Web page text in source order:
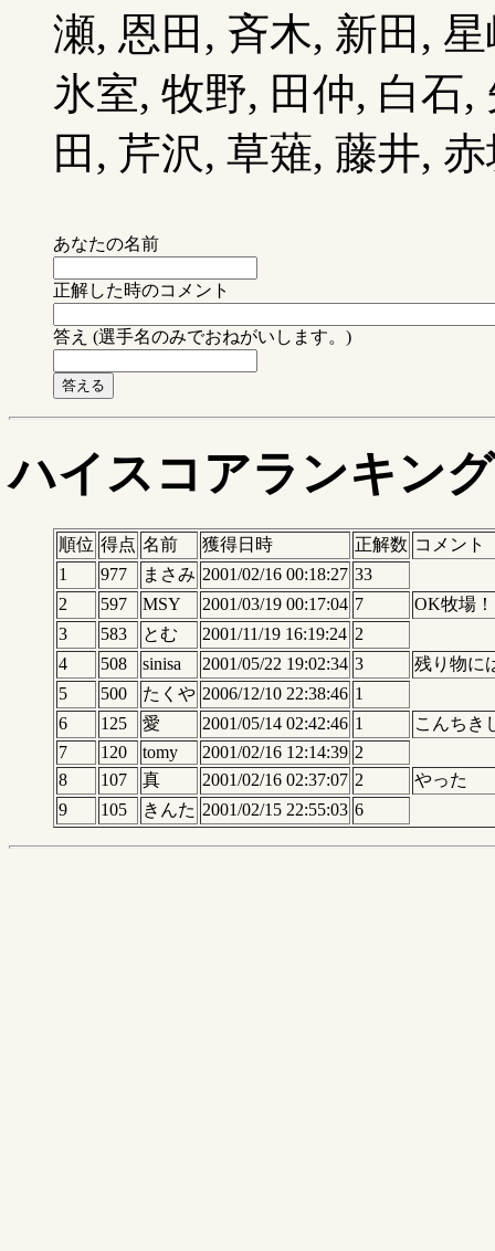
瀬, 恩田, 斉木, 新田,
氷室, 牧野, 田仲, 白石,
田, 芹沢, 草薙, 藤井,
あなたの名前
正解した時のコメント
答え (選手名のみでおねがいします。)
ハイスコアランキング
順位 得点 名前 獲得日時 正解数 コメント
1
977 まさみ 2001/02/16 00:18:27 33
2
597 MSY 2001/03/19 00:17:04 7
OK牧場！
3
583 とむ 2001/11/19 16:19:24 2
4
508 sinisa 2001/05/22 19:02:34 3
残り物に
5
500 たくや 2006/12/10 22:38:46 1
6
125 愛 2001/05/14 02:42:46 1
こんちき
7
120 tomy 2001/02/16 12:14:39 2
8
107 真 2001/02/16 02:37:07 2
やった
9
105 きんた 2001/02/15 22:55:03 6